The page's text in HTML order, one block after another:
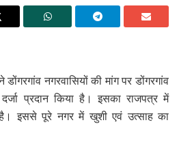
नगरवासियों की मांग पर डोंगरगांव
प्रदान किया है। इसका राजपत्र में
इससे पूरे नगर में खुशी एवं उत्साह का